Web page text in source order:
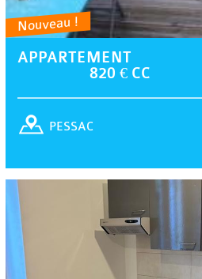
Nouveau !
APPARTEMENT
820 € CC
PESSAC